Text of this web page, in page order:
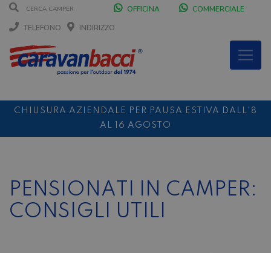
OFFICINA
COMMERCIALE
TELEFONO
INDIRIZZO
CHIUSURA AZIENDALE PER PAUSA ESTIVA DALL'8
AL 16 AGOSTO
SCONTO 10%NOLEGGIO ENTRO IL 31.08PER I
NOLEGGI DI SETTEMBRE
PENSIONATI IN CAMPER:
CONSIGLI UTILI